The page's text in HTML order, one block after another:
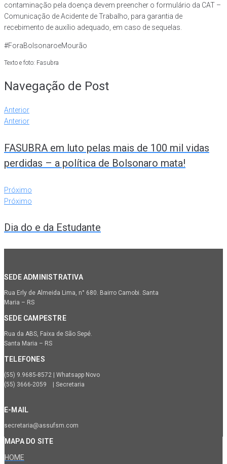
contaminação pela doença devem preencher o formulário da CAT –
Comunicação de Acidente de Trabalho, para garantia de
recebimento de auxílio adequado, em caso de sequelas.
#ForaBolsonaroeMourão
Texto e foto: Fasubra
Navegação de Post
Anterior
Anterior
FASUBRA em luto pelas mais de 100 mil vidas
perdidas – a política de Bolsonaro mata!
Próximo
Próximo
Dia do e da Estudante
SEDE ADMINISTRATIVA
Rua Erly de Almeida Lima, n° 680. Bairro Camobi. Santa
Maria – RS
SEDE CAMPESTRE
Rua da ABS, Faixa de São Sepé.
Santa Maria – RS
TELEFONES
(55) 9.9685-8572 | Whatsapp Novo
(55) 3666-2059 | Secretaria
E-MAIL
secretaria@assufsm.com
MAPA DO SITE
HOME